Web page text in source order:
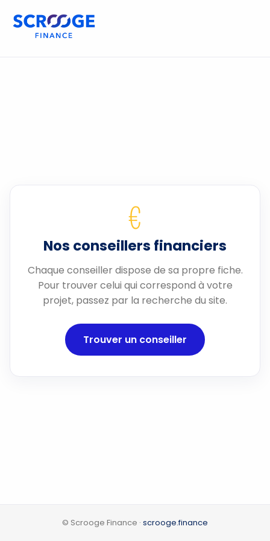
€
Nos conseillers financiers
Chaque conseiller dispose de sa propre fiche.
Pour trouver celui qui correspond à votre
projet, passez par la recherche du site.
Trouver un conseiller
© Scrooge Finance · scrooge.finance